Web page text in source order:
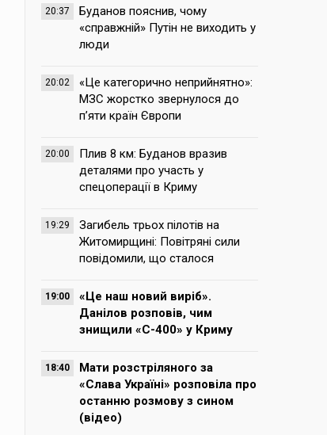
20:37
Буданов пояснив, чому
«справжній» Путін не виходить у
люди
20:02
«Це категорично неприйнятно»:
МЗС жорстко звернулося до
п’яти країн Європи
20:00
Плив 8 км: Буданов вразив
деталями про участь у
спецоперації в Криму
19:29
Загибель трьох пілотів на
Житомирщині: Повітряні сили
повідомили, що сталося
19:00
«Це наш новий виріб».
Данілов розповів, чим
знищили «С-400» у Криму
18:40
Мати розстріляного за
«Слава Україні» розповіла про
останню розмову з сином
(відео)